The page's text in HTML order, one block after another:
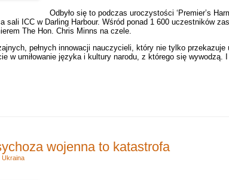
Odbyło się to podczas uroczystości ‘Premier’s
sali ICC w Darling Harbour. Wśród ponad 1 600 uczestników
The Hon. Chris Minns na czele.
pełnych innowacji nauczycieli, który nie tylko przekazuje
w umiłowanie języka i kultury narodu, z którego się wywodzą.
wojenna to katastrofa
Ukraina